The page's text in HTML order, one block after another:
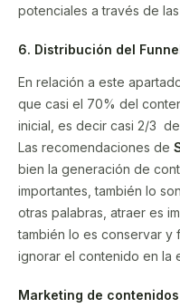
potenciales a través de
6. Distribución del
En relación a este
que casi el 70% del
inicial, es decir casi 2/3
Las recomendaciones de
bien la generación de
importantes, también lo
otras palabras, atraer es
también lo es conservar y
ignorar el contenido en la
Marketing de